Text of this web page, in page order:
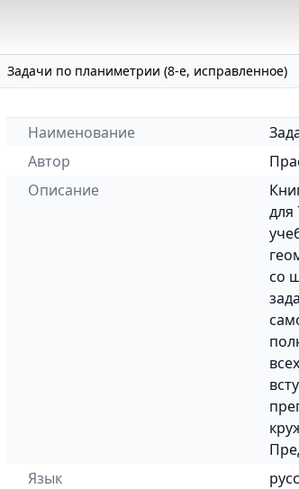
Задачи по планиметрии (8-е, исправленное)
Наименование
Автор
Описание
для
со
Язык